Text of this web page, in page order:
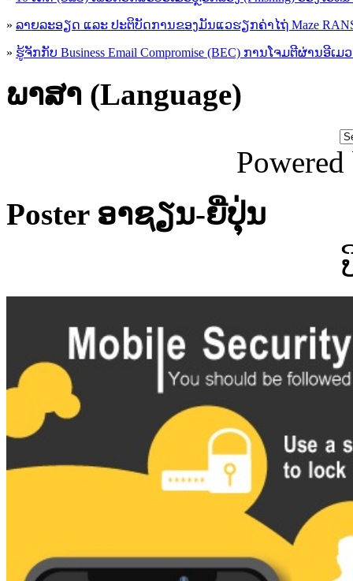
» ລາຍລະອຽດ ແລະ ປະຕິບັດການຂອງມັນແວຮຽກຄ່າໄຖ່ Maze
» ຮູ້​ຈັກກັບ​ Business Email Compromise (BEC) ການ​ໂຈມ​ຕີ​ຜ່ານ​ອີ​ເ
ພາສາ (Language)
Poster ອາຊຽນ-ຍີ່ປຸ່ນ